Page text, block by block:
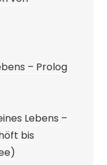
– Prolog
Lebens –
bis